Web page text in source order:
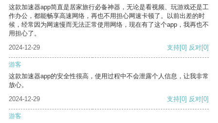
这款加速器app简直是居家旅行必备神器，无论是看视频、玩游戏还是工
作办公，都能畅享高速网络，再也不用担心网速卡顿了。以前出差的时
候，经常因为网速慢而无法正常使用网络，现在有了这个app，我再也不
用担心了。
2024-12-29
支持[0] 反对[0]
游客
这款加速器app的安全性很高，使用过程中不会泄露个人信息，让我非常
放心。
2024-12-29
支持[0] 反对[0]
游客